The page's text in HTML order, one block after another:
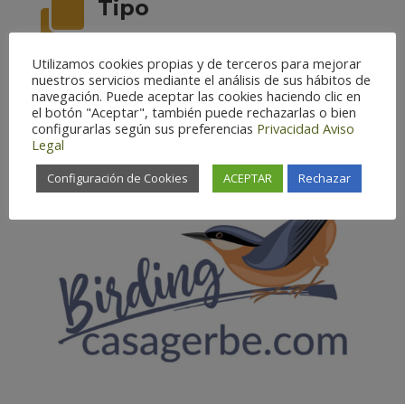
 Tipo
Photographic hides |
Picotea Aragón
Utilizamos cookies propias y de terceros para mejorar
nuestros servicios mediante el análisis de sus hábitos de
navegación. Puede aceptar las cookies haciendo clic en
el botón "Aceptar", también puede rechazarlas o bien
configurarlas según sus preferencias Privacidad Aviso
Legal
Configuración de Cookies ACEPTAR Rechazar